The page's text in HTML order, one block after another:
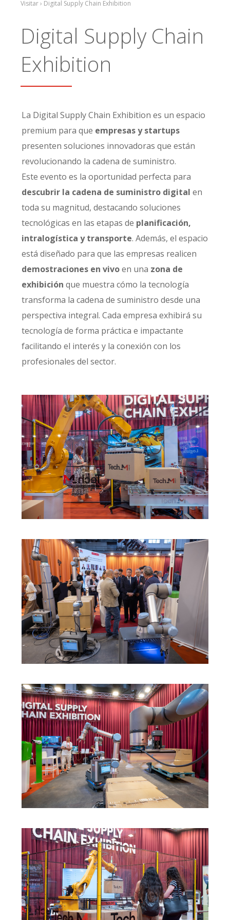
Visitar › Digital Supply Chain Exhibition
Digital Supply Chain
Exhibition
La Digital Supply Chain Exhibition es un espacio
premium para que empresas y startups
presenten soluciones innovadoras que están
revolucionando la cadena de suministro.
Este evento es la oportunidad perfecta para
descubrir la cadena de suministro digital en
toda su magnitud, destacando soluciones
tecnológicas en las etapas de planificación,
intralogística y transporte. Además, el espacio
está diseñado para que las empresas realicen
demostraciones en vivoen una zona de
exhibición que muestra cómo la tecnología
transforma la cadena de suministro desde una
perspectiva integral. Cada empresa exhibirá su
tecnología de forma práctica e impactante
facilitando el interés y la conexión con los
profesionales del sector.